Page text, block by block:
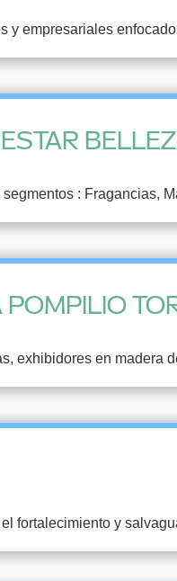
y empresariales
: Fragancias,
exhibidores en madera
fortalecimiento y